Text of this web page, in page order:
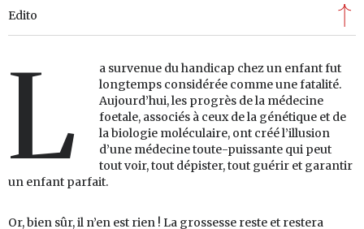
Edito
L
a survenue du handicap chez un enfant fut
longtemps considérée comme une fatalité.
Aujourd’hui, les progrès de la médecine
foetale, associés à ceux de la génétique et de
la biologie moléculaire, ont créé l’illusion
d’une médecine toute-puissante qui peut
tout voir, tout dépister, tout guérir et garantir
un enfant parfait.
Or, bien sûr, il n’en est rien ! La grossesse reste et restera